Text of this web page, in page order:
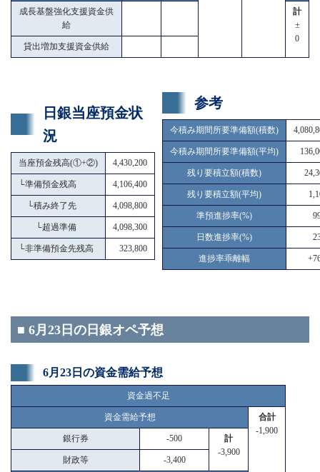
成長基盤強化支援資金供
給
計
±
0
貸出増加支援資金供給
日銀当座預金状
況
当座預金残高(①+②) 4,430,200
└準備預金残高 4,106,400
└積み終了先 4,098,800
└超過準備 4,098,300
└非準備預金先残高 323,800
参考
今積み期間所要準備額(積数)
今積み期間所要準備額(平均)
残り要積立額(積数)
残り要積立額(平均)
準預進捗率(%)
日数進捗率(%)
進捗率乖離幅
■ 6月23日の日銀オペ予想
6月23日の資金需給予想
資金過不足
資金需給予想
合計
-1,900
銀行券 -500
計
-3,900
財政等 -3,400